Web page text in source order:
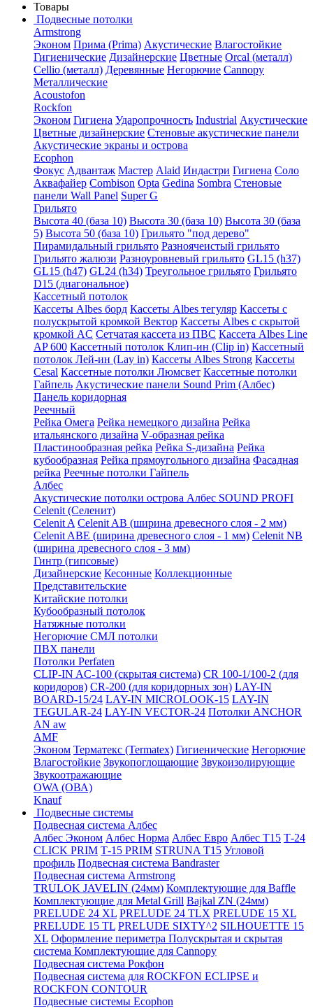
Товары
Подвесные потолки
Armstrong
Эконом Прима (Prima) Акустические Влагостойкие
Гигиенические Дизайнерские Цветные Orcal (металл)
Cellio (металл) Деревянные Негорючие Cannopy
Металлические
Acoustofon
Rockfon
Эконом Гигиена Ударопрочность Industrial Акустические
Цветные дизайнерские Стеновые акустические панели
Акустические экраны и острова
Ecophon
Фокус Адвантаж Мастер Alaid Индастри Гигиена Соло
Аквафайер Combison Opta Gedina Sombra Стеновые
панели Wall Panel Super G
Грильято
Высота 40 (база 10) Высота 30 (база 10) Высота 30 (база
5) Высота 50 (база 10) Грильято "под дерево"
Пирамидальный грильято Разноячеистый грильято
Грильято жалюзи Разноуровневый грильято GL15 (h37)
GL15 (h47) GL24 (h34) Треугольное грильято Грильято
D15 (диагональное)
Кассетный потолок
Кассеты Albes борд Кассеты Albes тегуляр Кассеты с
полускрытой кромкой Вектор Кассеты Albes с скрытой
кромкой AC Сетчатая кассета из ПВС Кассета Albes Line
AP 600 Кассетный потолок Клип-ин (Clip in) Кассетный
потолок Лей-ин (Lay in) Кассеты Albes Strong Кассеты
Cesal Кассетные потолки Люмсвет Кассетные потолки
Гайпель Акустические панели Sound Prim (Албес)
Панель коридорная
Реечный
Рейка Омега Рейка немецкого дизайна Рейка
итальянского дизайна V-образная рейка
Пластинообразная рейка Рейка S-дизайна Рейка
кубообразная Рейка прямоугольного дизайна Фасадная
рейка Реечные потолки Гайпель
Албес
Акустические потолки острова Албес SOUND PROFI
Celenit (Селенит)
Celenit A Celenit AB (ширина древесного слоя - 2 мм)
Celenit ABE (ширина древесного слоя - 1 мм) Celenit NB
(ширина древесного слоя - 3 мм)
Гинтр (гипсовые)
Дизайнерские Кесонные Коллекционные
Представительские
Китайские потолки
Кубообразный потолок
Натяжные потолки
Негорючие СМЛ потолки
ПВХ панели
Потолки Perfaten
CLIP-IN AC-100 (скрытая система) CR 100-1/100-2 (для
коридоров) CR-200 (для коридорных зон) LAY-IN
BOARD-15/24 LAY-IN MICROLOOK-15 LAY-IN
TEGULAR-24 LAY-IN VECTOR-24 Потолки ANCHOR
AN aw
AMF
Эконом Терматекс (Termatex) Гигиенические Негорючие
Влагостойкие Звукопоглощающие Звукоизолирующие
Звукоотражающие
OWA (ОВА)
Knauf
Подвесные системы
Подвесная система Албес
Албес Эконом Албес Норма Албес Евро Албес T15 Т-24
CLICK PRIM Т-15 PRIM STRUNA Т15 Угловой
профиль Подвесная система Bandraster
Подвесная система Armstrong
TRULOK JAVELIN (24мм) Комплектующие для Baffle
Комплектующие для Metal Grill Bajkal ZN (24мм)
PRELUDE 24 XL PRELUDE 24 TLX PRELUDE 15 XL
PRELUDE 15 TL PRELUDE SIXTY^2 SILHOUETTE 15
XL Оформление периметра Полускрытая и скрытая
система Комплектующие для Cannopy
Подвесная система Рокфон
Подвесная система для ROCKFON ECLIPSE и
ROCKFON CONTOUR
Подвесные системы Ecophon